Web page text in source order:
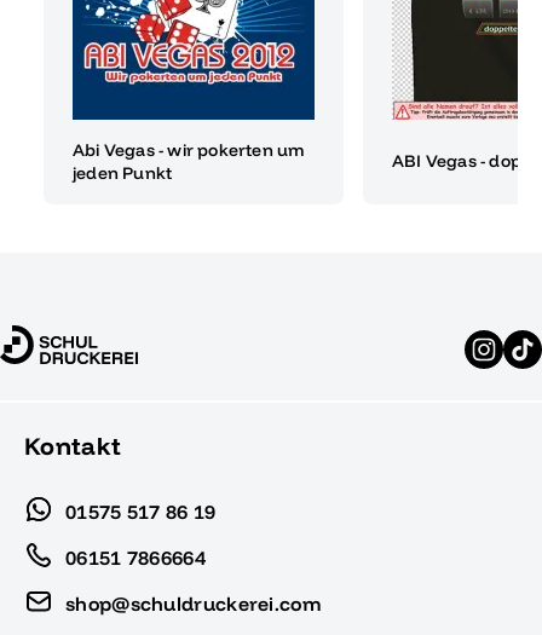
Abi Vegas - wir pokerten um
jeden Punkt
ABI Vegas -
Kontakt
01575 517 86 19
06151 7866664
shop@schuldruckerei.com